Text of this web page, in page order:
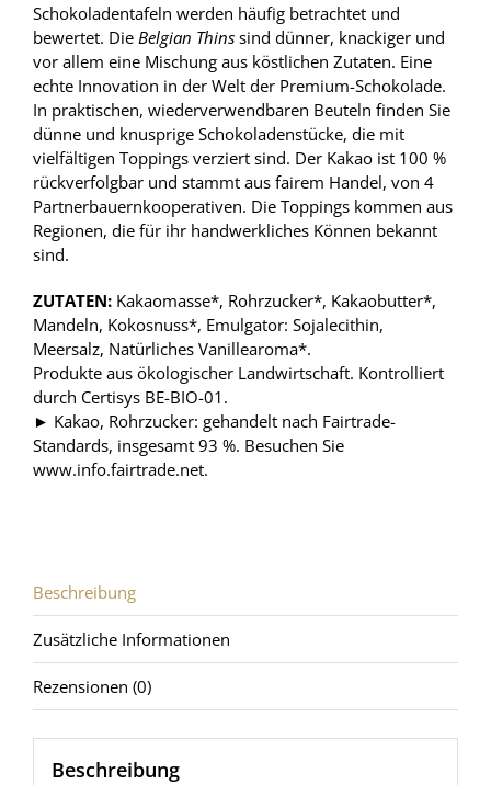
Schokoladentafeln werden häufig betrachtet und
bewertet. Die Belgian Thins sind dünner, knackiger und
vor allem eine Mischung aus köstlichen Zutaten. Eine
echte Innovation in der Welt der Premium-Schokolade.
In praktischen, wiederverwendbaren Beuteln finden Sie
dünne und knusprige Schokoladenstücke, die mit
vielfältigen Toppings verziert sind. Der Kakao ist 100 %
rückverfolgbar und stammt aus fairem Handel, von 4
Partnerbauernkooperativen. Die Toppings kommen aus
Regionen, die für ihr handwerkliches Können bekannt
sind.
ZUTATEN: Kakaomasse*, Rohrzucker*, Kakaobutter*,
Mandeln, Kokosnuss*, Emulgator: Sojalecithin,
Meersalz, Natürliches Vanillearoma*.
Produkte aus ökologischer Landwirtschaft. Kontrolliert
durch Certisys BE-BIO-01.
► Kakao, Rohrzucker: gehandelt nach Fairtrade-
Standards, insgesamt 93 %. Besuchen Sie
www.info.fairtrade.net.
Beschreibung
Zusätzliche Informationen
Rezensionen (0)
Beschreibung